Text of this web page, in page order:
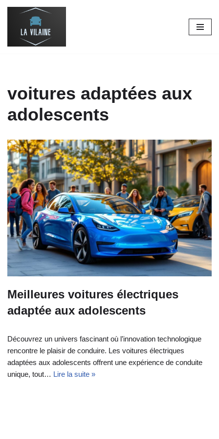
voitures adaptées aux
adolescents
Meilleures voitures électriques
adaptée aux adolescents
Découvrez un univers fascinant où l’innovation technologique
rencontre le plaisir de conduire. Les voitures électriques
adaptées aux adolescents offrent une expérience de conduite
unique, tout… Lire la suite »